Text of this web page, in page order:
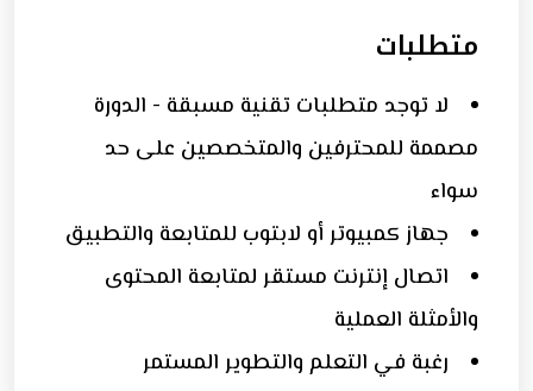
متطلبات
لا توجد متطلبات تقنية مسبقة - الدورة
مصممة للمحترفين والمتخصصين على حد
سواء
جهاز كمبيوتر أو لابتوب للمتابعة والتطبيق
اتصال إنترنت مستقر لمتابعة المحتوى
والأمثلة العملية
رغبة في التعلم والتطوير المستمر